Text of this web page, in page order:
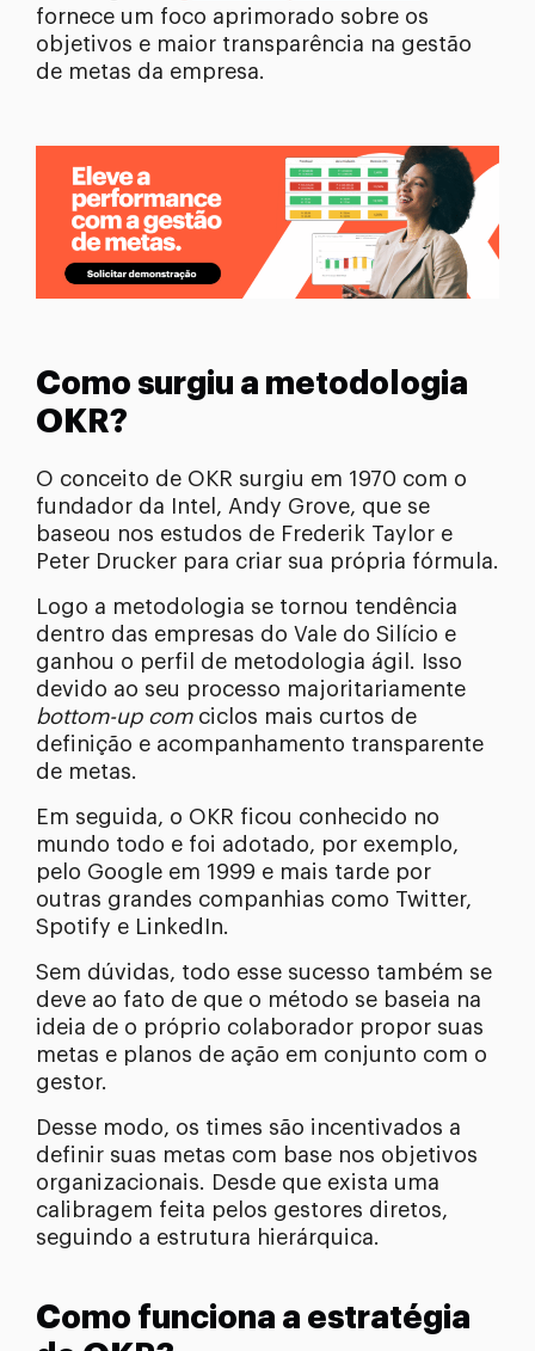
fornece um foco aprimorado sobre os
objetivos e maior transparência na gestão
de metas da empresa.
Como surgiu a metodologia
OKR?
O conceito de OKR surgiu em 1970 com o
fundador da Intel, Andy Grove, que se
baseou nos estudos de Frederik Taylor e
Peter Drucker para criar sua própria fórmula.
Logo a metodologia se tornou tendência
dentro das empresas do Vale do Silício e
ganhou o perfil de metodologia ágil. Isso
devido ao seu processo majoritariamente
bottom-up comciclos mais curtos de
definição e acompanhamento transparente
de metas.
Em seguida, o OKR ficou conhecido no
mundo todo e foi adotado, por exemplo,
pelo Google em 1999 e mais tarde por
outras grandes companhias como Twitter,
Spotify e LinkedIn.
Sem dúvidas, todo esse sucesso também se
deve ao fato de que o método se baseia na
ideia de o próprio colaborador propor suas
metas e planos de ação em conjunto com o
gestor.
Desse modo, os times são incentivados a
definir suas metas com base nos objetivos
organizacionais. Desde que exista uma
calibragem feita pelos gestores diretos,
seguindo a estrutura hierárquica.
Como funciona a estratégia